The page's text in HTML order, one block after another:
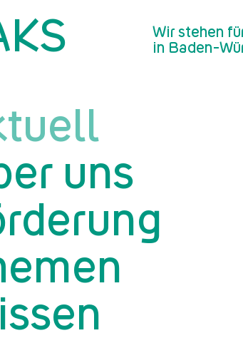
unabhängige Jurys
Wir stehen
in Baden-
uns